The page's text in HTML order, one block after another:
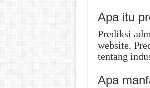
Apa itu
Prediksi
website.
tentang
Apa